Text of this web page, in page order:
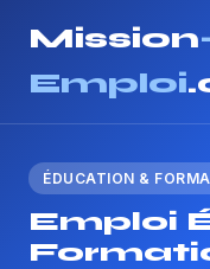
Mission
Emploi
ÉDUCATION &
Emploi